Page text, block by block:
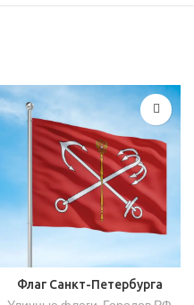
Флаг Санкт-Петербурга